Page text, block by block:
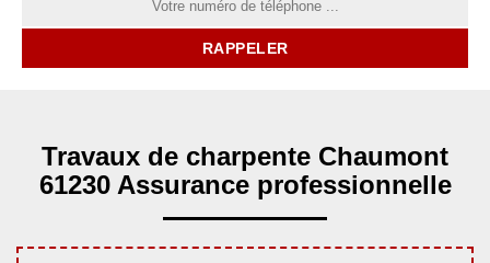
Travaux de charpente Chaumont
61230 Assurance professionnelle